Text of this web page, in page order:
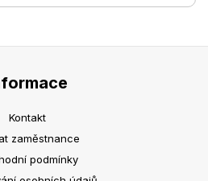
Kontakt
zaměstnance
podmínky